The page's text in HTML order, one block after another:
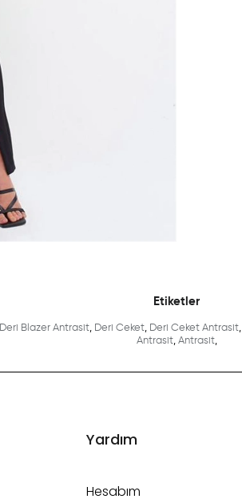
Etiketler
Deri Blazer Antrasit, Deri Ceket, Deri Ceket Antrasit,
Antrasit, Antrasit,
Yardım
Hesabım